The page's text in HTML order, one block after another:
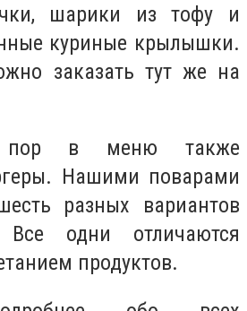
шарики из тофу и
куриные крылышки.
заказать тут же на
пор в меню также
Нашими поварами
разных вариантов
одни отличаются
продуктов.